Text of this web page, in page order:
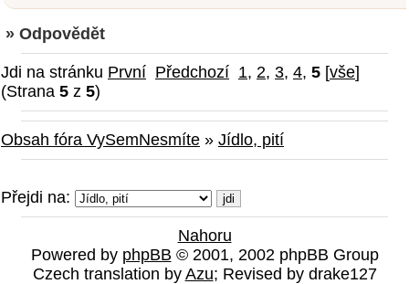
» Odpovědět
Jdi na stránku První Předchozí 1, 2, 3, 4, 5 [vše]
(Strana 5 z 5)
Obsah fóra VySemNesmíte » Jídlo, pití
Přejdi na:
Nahoru
Powered by phpBB © 2001, 2002 phpBB Group
Czech translation by Azu; Revised by drake127